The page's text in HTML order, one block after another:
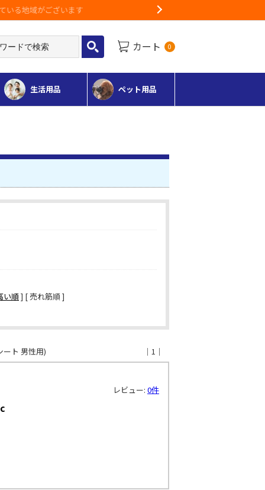
カート 0
生活用品 ペット用品
い順] [ 売れ筋順 ]
｜1｜
ト 男性用)
レビュー: 0件